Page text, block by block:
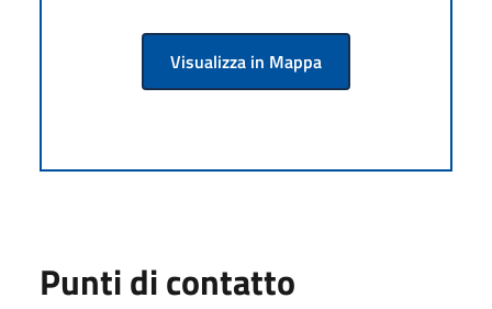
Visualizza in Mappa
Punti di contatto